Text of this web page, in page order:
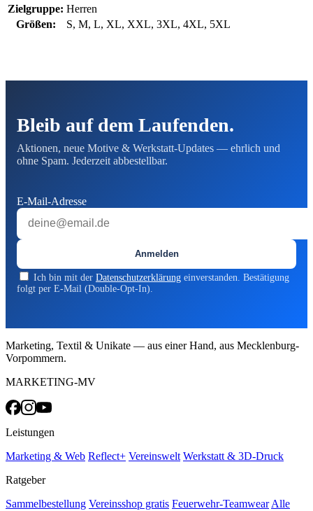
Zielgruppe: Herren
Größen:
S, M, L, XL, XXL, 3XL, 4XL, 5XL
Bleib auf dem Laufenden.
Aktionen, neue Motive & Werkstatt-Updates — ehrlich und
ohne Spam. Jederzeit abbestellbar.
E-Mail-Adresse
Anmelden
Ich bin mit der Datenschutzerklärung einverstanden. Bestätigung
folgt per E-Mail (Double-Opt-In).
Marketing, Textil & Unikate — aus einer Hand, aus Mecklenburg-
Vorpommern.
MARKETING-MV
Leistungen
Marketing & Web Reflect+ Vereinswelt Werkstatt & 3D-Druck
Ratgeber
Sammelbestellung Vereinsshop gratis Feuerwehr-Teamwear Alle